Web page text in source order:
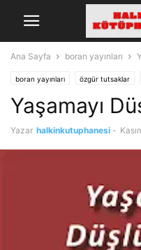
Ana Sayfa boran yayınları
boran yayınları özgür tutsaklar
Yaşamayı
Yazar halkinkutuphanesi -